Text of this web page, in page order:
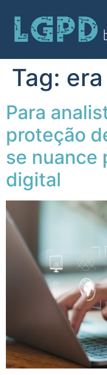
Tag:
Para
proteção
se nuance
digital